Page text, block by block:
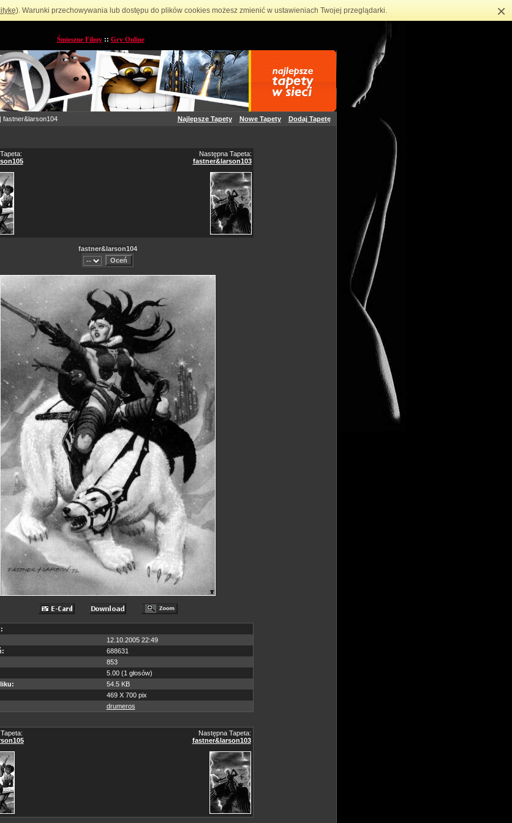
). Warunki przechowywania lub dostępu do plików cookies możesz zmienić w ustawieniach Twojej przeglądarki. ×
Śmieszne Filmy:: Gry Online
fastner&larson104 Najlepsze Tapety Nowe Tapety
Dodaj Tapetę
Następna Tapeta:
fastner&larson103
fastner&larson104
12.10.2005 22:49
688631
853
5.00 (1 głosów)
54.5 KB
469 X 700 pix
drumeros
Następna Tapeta:
fastner&larson103